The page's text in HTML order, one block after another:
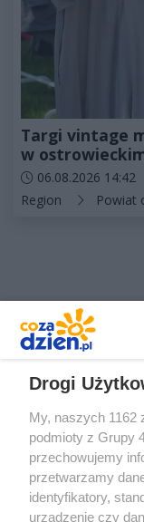
Targi vintage
w
Data dodania artykułu:
06.08.2026 14:42
Kategorie artykułu:
Region Powiat
Drogi
My, naszych 1162
podmioty z Grupy
przechowujemy
przetwarzamy
identyfikatory,
urządzenie czy